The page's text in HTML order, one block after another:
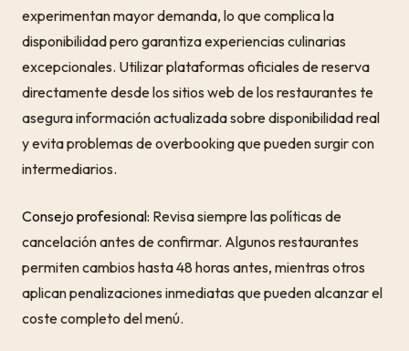
experimentan mayor demanda, lo que complica la
disponibilidad pero garantiza experiencias culinarias
excepcionales. Utilizar plataformas oficiales de reserva
directamente desde los sitios web de los restaurantes te
asegura información actualizada sobre disponibilidad real
y evita problemas de overbooking que pueden surgir con
intermediarios.
Consejo profesional: Revisa siempre las políticas de
cancelación antes de confirmar. Algunos restaurantes
permiten cambios hasta 48 horas antes, mientras otros
aplican penalizaciones inmediatas que pueden alcanzar el
coste completo del menú.